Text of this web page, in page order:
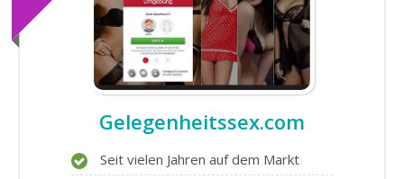
Gelegenheitssex.com
Seit vielen Jahren auf dem Markt